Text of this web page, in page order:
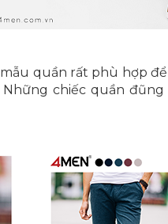
quần rất phù hợp
chiếc quần